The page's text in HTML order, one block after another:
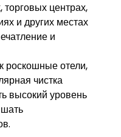
торговых центрах,
и других местах
и
роскошные отели,
чистка
высокий уровень